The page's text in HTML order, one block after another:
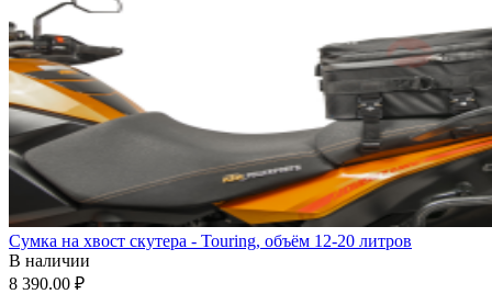
Сумка на хвост скутера - Touring, объём 12-20 литров
В наличии
8 390.00 ₽